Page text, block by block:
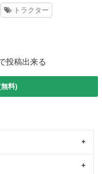
トラクター
投稿出来る
料)